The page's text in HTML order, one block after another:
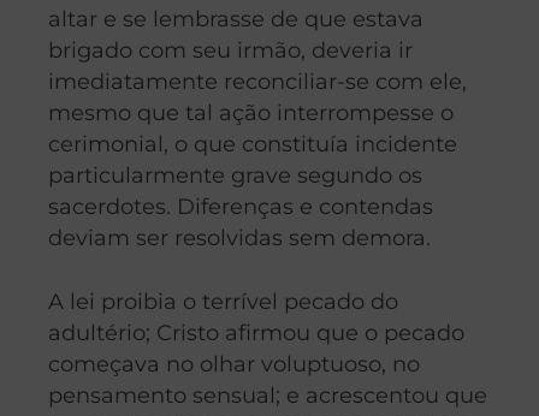
altar e se lembrasse de que estava
brigado com seu irmão, deveria ir
imediatamente reconciliar-se com ele,
mesmo que tal ação interrompesse o
cerimonial, o que constituía incidente
particularmente grave segundo os
sacerdotes. Diferenças e contendas
deviam ser resolvidas sem demora.
A lei proibia o terrível pecado do
adultério; Cristo afirmou que o pecado
começava no olhar voluptuoso, no
pensamento sensual; e acrescentou que